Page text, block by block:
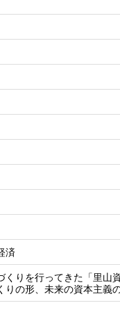
済
くりを行ってきた「里山
の形、未来の資本主義